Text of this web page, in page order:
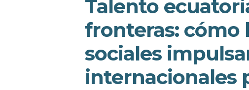
Talento
fronteras: cómo
sociales
internacionales